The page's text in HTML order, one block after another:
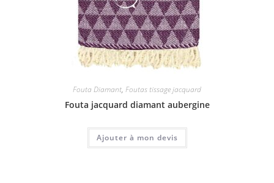
Fouta Diamant, Foutas tissage jacquard
Fouta jacquard diamant aubergine
Ajouter à mon devis